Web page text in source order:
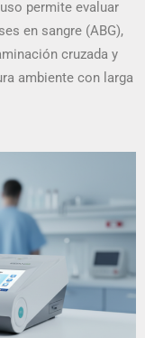
permite evaluar
en sangre (ABG),
cruzada y
ambiente con larga